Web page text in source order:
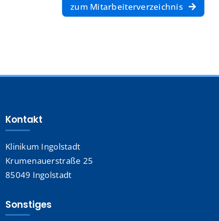
zum Mitarbeiterverzeichnis
Kontakt
Klinikum Ingolstadt
Krumenauerstraße 25
85049 Ingolstadt
Sonstiges